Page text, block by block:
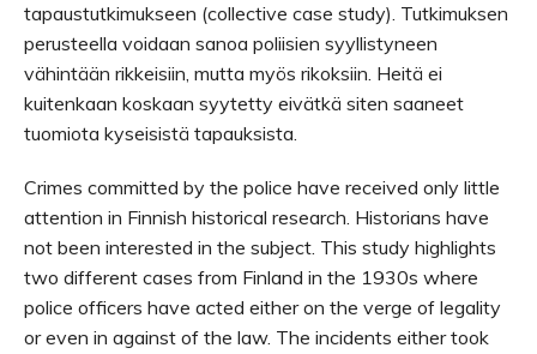
tapaustutkimukseen (collective case study). Tutkimuksen
perusteella voidaan sanoa poliisien syyllistyneen
vähintään rikkeisiin, mutta myös rikoksiin. Heitä ei
kuitenkaan koskaan syytetty eivätkä siten saaneet
tuomiota kyseisistä tapauksista.
Crimes committed by the police have received only little
attention in Finnish historical research. Historians have
not been interested in the subject. This study highlights
two different cases from Finland in the 1930s where
police officers have acted either on the verge of legality
or even in against of the law. The incidents either took